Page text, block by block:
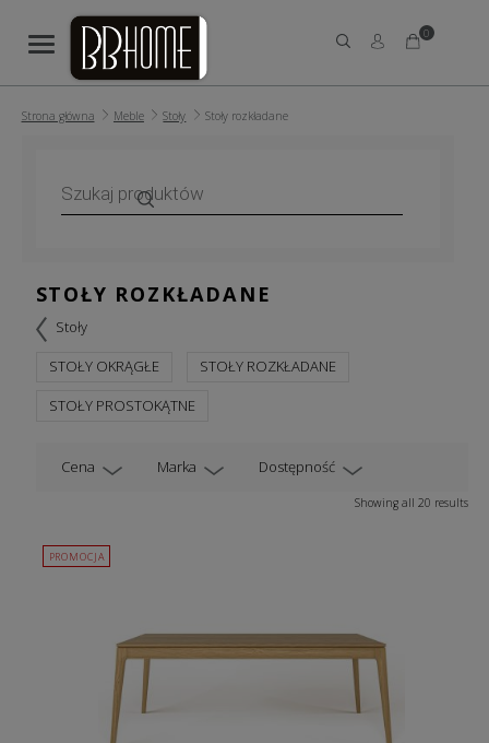
0
Strona główna Meble Stoły Stoły rozkładane
produktów
STOŁY ROZKŁADANE
Stoły
STOŁY OKRĄGŁE
STOŁY ROZKŁADANE
STOŁY PROSTOKĄTNE
Cena Marka Dostępność
Showing all 20 results
PROMOCJA